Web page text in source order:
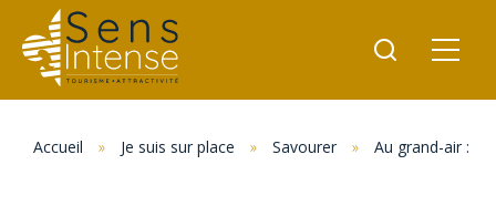
Accueil » Je suis sur place » Savourer » Au grand-air :